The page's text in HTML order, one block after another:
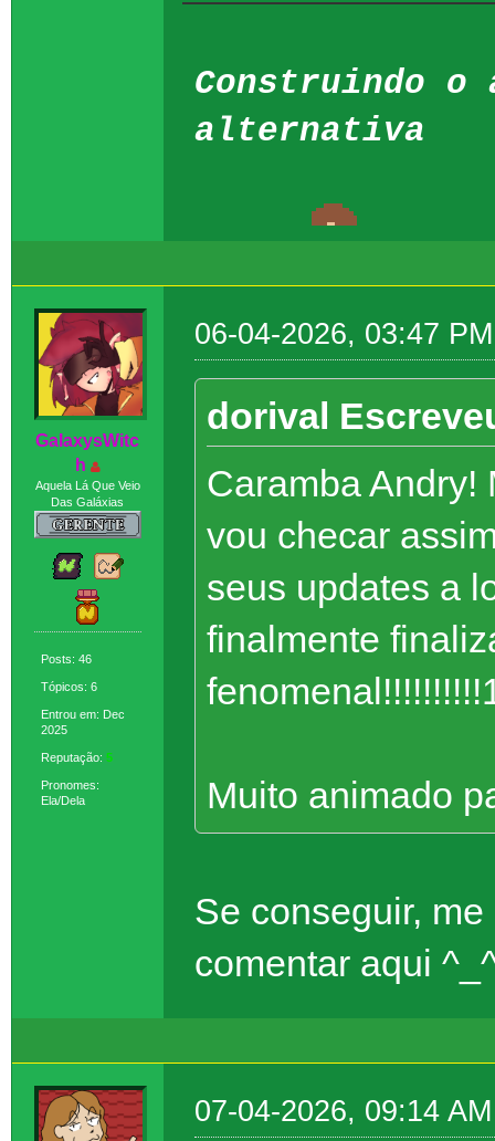
Construindo o
alternativa
GaIaxysWitc
h
Aquela Lá Que Veio
Das Galáxias
Posts: 46
Tópicos: 6
Entrou em: Dec
2025
Reputação: 5
Pronomes:
Ela/Dela
06-04-2026, 03:47 PM
dorival
Caramba Andry!
vou checar
seus updates a
finalmente
Muito animado
Se conseguir,
comentar aqui
07-04-2026, 09:14 AM